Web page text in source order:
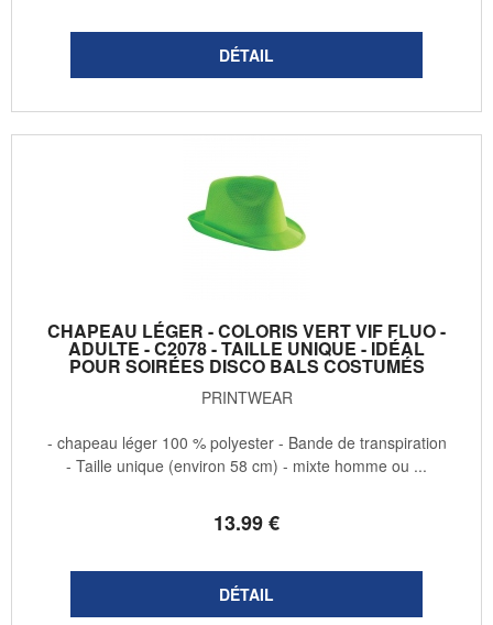
CHAPEAU LÉGER - COLORIS VERT VIF FLUO -
ADULTE - C2078 - TAILLE UNIQUE - IDÉAL
POUR SOIRÉES DISCO BALS COSTUMÉS
PRINTWEAR
13.99€
- chapeau léger 100 % polyester - Bande de transpiration
- Taille unique (environ 58 cm) - mixte homme ou ...